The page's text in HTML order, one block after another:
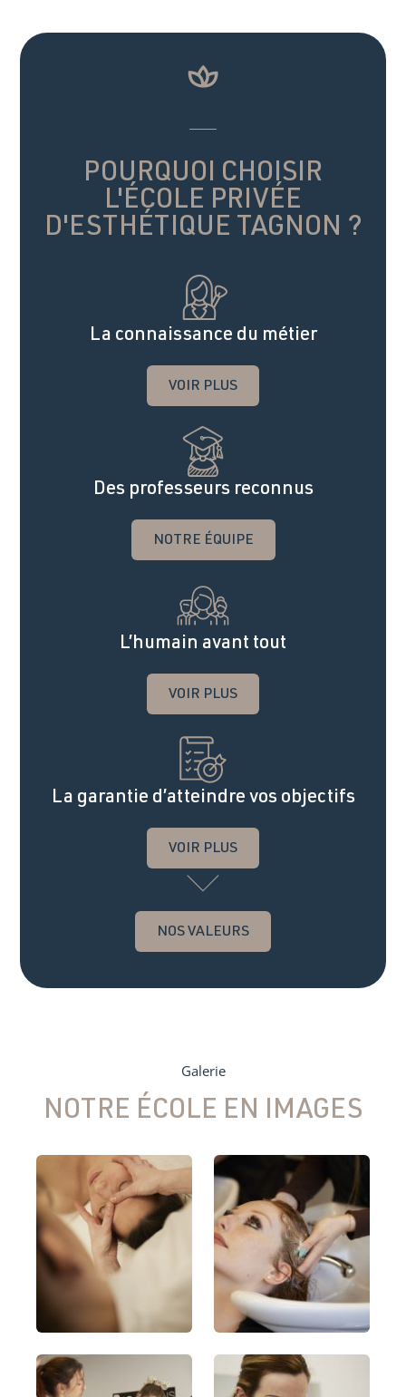
POURQUOI CHOISIR
L'ÉCOLE PRIVÉE
D'ESTHÉTIQUE TAGNON ?
La connaissance du métier
VOIR PLUS
Des professeurs reconnus
NOTRE ÉQUIPE
L’humain avant tout
VOIR PLUS
La garantie d’atteindre vos objectifs
VOIR PLUS
NOS VALEURS
Galerie
NOTRE ÉCOLE EN IMAGES